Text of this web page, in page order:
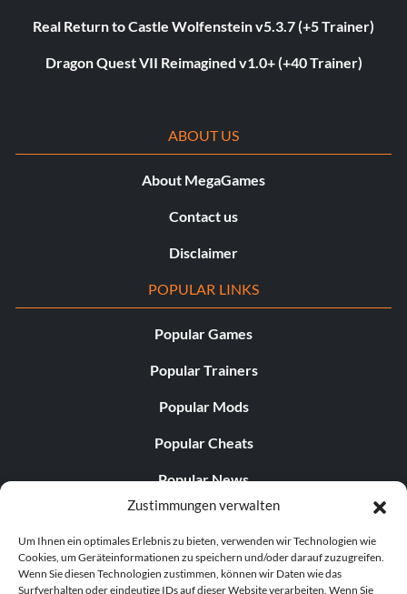
Zustimmungen verwalten
Um Ihnen ein optimales Erlebnis zu bieten, verwenden wir Technologien wie
Cookies, um Geräteinformationen zu speichern und/oder darauf zuzugreifen.
Wenn Sie diesen Technologien zustimmen, können wir Daten wie das
Surfverhalten oder eindeutige IDs auf dieser Website verarbeiten. Wenn Sie
Real Return to Castle Wolfenstein v5.3.7 (+5 Trainer)
Dragon Quest VII Reimagined v1.0+ (+40 Trainer)
ABOUT US
About MegaGames
Contact us
Disclaimer
POPULAR LINKS
Popular Games
Popular Trainers
Popular Mods
Popular Cheats
Popular News
Popular Editorials
Popular Free Games
LATEST UPDATES